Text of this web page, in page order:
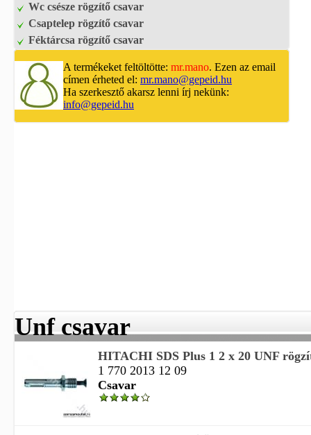
Wc csésze rögzítő csavar
Csaptelep rögzítő csavar
Féktárcsa rögzítő csavar
A termékeket feltöltötte: mr.mano. Ezen az email
címen érheted el: mr.mano@gepeid.hu
Ha szerkesztő akarsz lenni írj nekünk:
info@gepeid.hu
Unf csavar
HITACHI SDS Plus 1 2 x 20 UNF
1 770 2013 12 09
Csavar